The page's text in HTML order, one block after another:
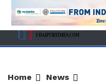
Home News